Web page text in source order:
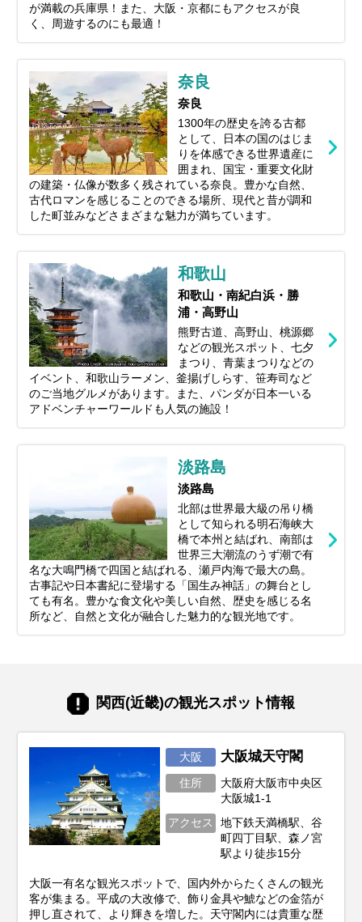
が満載の兵庫県！また、大阪・京都にもアクセスが良
く、周遊するのにも最適！
奈良
奈良
1300年の歴史を誇る古都
として、日本の国のはじま
りを体感できる世界遺産に
囲まれ、国宝・重要文化財
の建築・仏像が数多く残されている奈良。豊かな自然、
古代ロマンを感じることのできる場所、現代と昔が調和
した町並みなどさまざまな魅力が満ちています。
和歌山
和歌山・南紀白浜・勝
浦・高野山
熊野古道、高野山、桃源郷
などの観光スポット、七夕
まつり、青葉まつりなどの
イベント、和歌山ラーメン、釜揚げしらす、笹寿司など
のご当地グルメがあります。また、パンダが日本一いる
アドベンチャーワールドも人気の施設！
淡路島
淡路島
北部は世界最大級の吊り橋
として知られる明石海峡大
橋で本州と結ばれ、南部は
世界三大潮流のうず潮で有
名な大鳴門橋で四国と結ばれる、瀬戸内海で最大の島。
古事記や日本書紀に登場する「国生み神話」の舞台とし
ても有名。 豊かな食文化や美しい自然、歴史を感じる名
所など、自然と文化が融合した魅力的な観光地です。
関西(近畿)の観光スポット情報
大阪 大阪城天守閣
住所
大阪府大阪市中央区
大阪城1-1
アクセス
地下鉄天満橋駅、谷
町四丁目駅、森ノ宮
駅より徒歩15分
大阪一有名な観光スポットで、国内外からたくさんの観光
客が集まる。平成の大改修で、飾り金具や鯱などの金箔が
押し直されて、より輝きを増した。天守閣内には貴重な歴